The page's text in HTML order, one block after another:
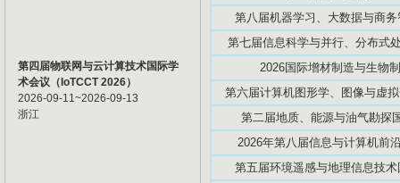
第四届物联网与云计算技术国际学
术会议（IoTCCT 2026）
2026-09-11~2026-09-13
浙江
第八届机器学习、大数据与商
第七届信息科学与并行、分布式
2026国际增材制造与生物
第六届计算机图形学、图像与虚
第二届地质、能源与油气勘探
2026年第八届信息与计算机前
第五届环境遥感与地理信息技